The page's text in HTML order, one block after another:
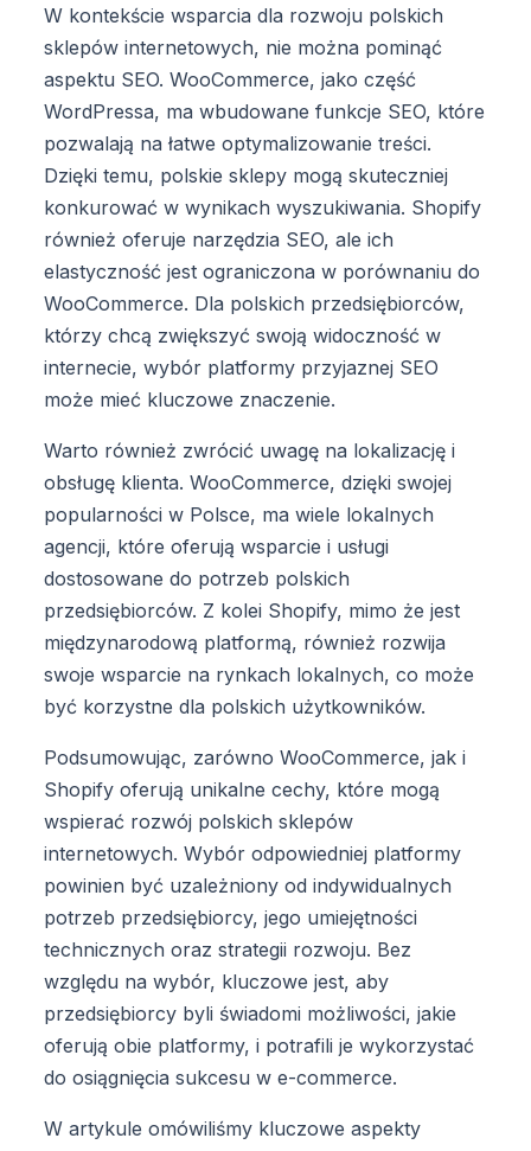
W kontekście wsparcia dla rozwoju polskich
sklepów internetowych, nie można pominąć
aspektu SEO. WooCommerce, jako część
WordPressa, ma wbudowane funkcje SEO, które
pozwalają na łatwe optymalizowanie treści.
Dzięki temu, polskie sklepy mogą skuteczniej
konkurować w wynikach wyszukiwania. Shopify
również oferuje narzędzia SEO, ale ich
elastyczność jest ograniczona w porównaniu do
WooCommerce. Dla polskich przedsiębiorców,
którzy chcą zwiększyć swoją widoczność w
internecie, wybór platformy przyjaznej SEO
może mieć kluczowe znaczenie.
Warto również zwrócić uwagę na lokalizację i
obsługę klienta. WooCommerce, dzięki swojej
popularności w Polsce, ma wiele lokalnych
agencji, które oferują wsparcie i usługi
dostosowane do potrzeb polskich
przedsiębiorców. Z kolei Shopify, mimo że jest
międzynarodową platformą, również rozwija
swoje wsparcie na rynkach lokalnych, co może
być korzystne dla polskich użytkowników.
Podsumowując, zarówno WooCommerce, jak i
Shopify oferują unikalne cechy, które mogą
wspierać rozwój polskich sklepów
internetowych. Wybór odpowiedniej platformy
powinien być uzależniony od indywidualnych
potrzeb przedsiębiorcy, jego umiejętności
technicznych oraz strategii rozwoju. Bez
względu na wybór, kluczowe jest, aby
przedsiębiorcy byli świadomi możliwości, jakie
oferują obie platformy, i potrafili je wykorzystać
do osiągnięcia sukcesu w e-commerce.
W artykule omówiliśmy kluczowe aspekty